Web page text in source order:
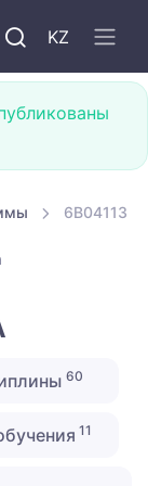
KZ
6B04113
60
11